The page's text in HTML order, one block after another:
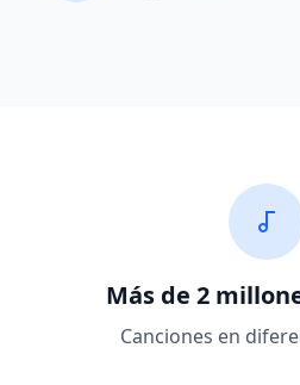
Más de 2
Canciones en